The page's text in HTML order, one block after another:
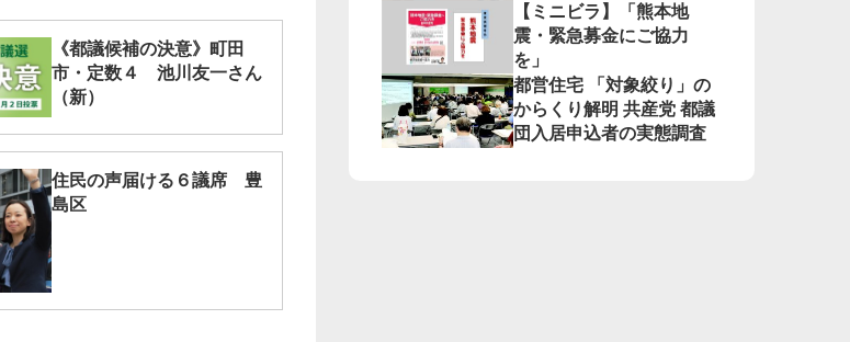
《都議候補の決意》町田
市・定数４ 池川友一さん
（新）
住民の声届ける６議席 豊
島区
【ミニビラ】「熊本地
震・緊急募金にご協力
を」
都営住宅 「対象絞り」の
からくり解明 共産党 都議
団入居申込者の実態調査